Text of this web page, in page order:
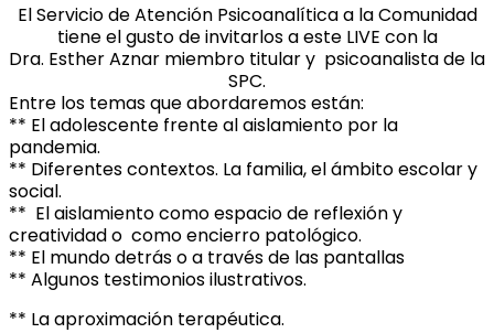
El Servicio de Atención Psicoanalítica a la Comunidad
tiene el gusto de invitarlos a este LIVE con la
Dra. Esther Aznar miembro titular y psicoanalista de la
SPC.
Entre los temas que abordaremos están:
** El adolescente frente al aislamiento por la
pandemia.
** Diferentes contextos. La familia, el ámbito escolar y
social.
** El aislamiento como espacio de reflexión y
creatividad o como encierro patológico.
** El mundo detrás o a través de las pantallas
** Algunos testimonios ilustrativos.
** La aproximación terapéutica.